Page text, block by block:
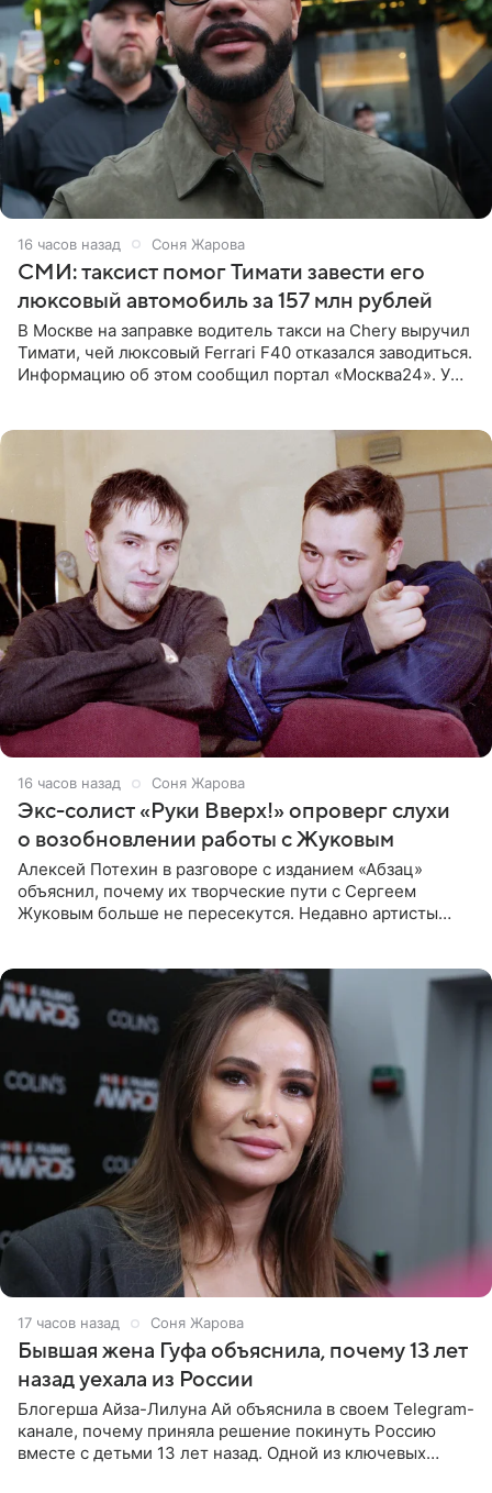
16 часов назад Соня Жарова
СМИ: таксист помог Тимати завести его
люксовый автомобиль за 157 млн рублей
В Москве на заправке водитель такси на Chery выручил
Тимати, чей люксовый Ferrari F40 отказался заводиться.
Информацию об этом сообщил портал «Москва24». У
16 часов назад Соня Жарова
Экс-солист «Руки Вверх!» опроверг слухи
о возобновлении работы с Жуковым
Алексей Потехин в разговоре с изданием «Абзац»
объяснил, почему их творческие пути с Сергеем
Жуковым больше не пересекутся. Недавно артисты
17 часов назад Соня Жарова
Бывшая жена Гуфа объяснила, почему 13 лет
назад уехала из России
Блогерша Айза-Лилуна Ай объяснила в своем Telegram-
канале, почему приняла решение покинуть Россию
вместе с детьми 13 лет назад. Одной из ключевых